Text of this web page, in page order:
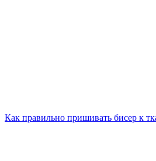
Как правильно пришивать бисер к